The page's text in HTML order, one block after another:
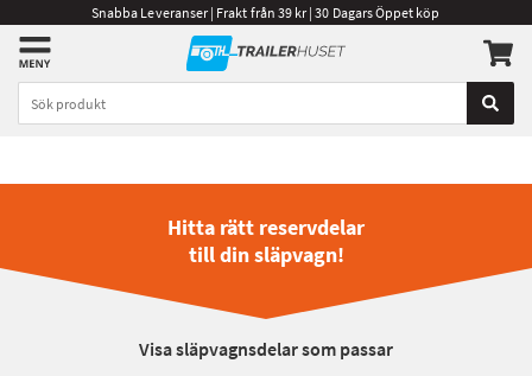
Snabba Leveranser | Frakt från 39 kr | 30 Dagars Öppet köp
Hitta rätt reservdelar
till din släpvagn!
Visa släpvagnsdelar som passar